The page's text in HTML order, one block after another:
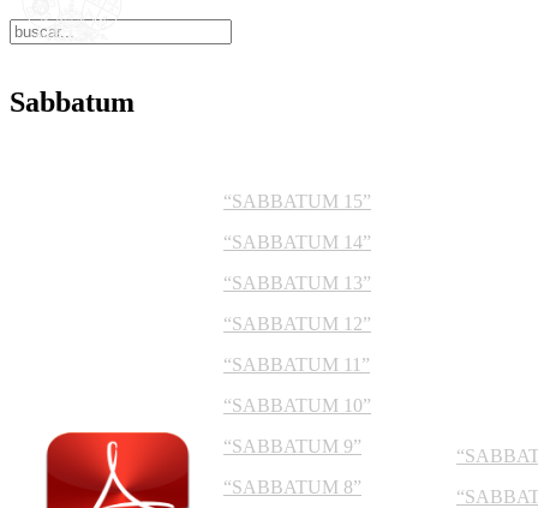
Sabbatum
“SABBATUM 15”
“SABBATUM 14”
“SABBATUM 13”
“SABBATUM 12”
“SABBATUM 11”
“SABBATUM 10”
“SABBATUM 9”
“SABBATUM 8”